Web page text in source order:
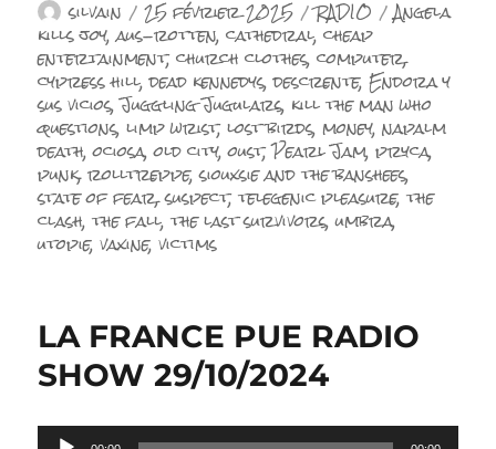
Auteur
silvain Publié
le
25 février 2025 Catégories
RADIO Étiquettes
Angela
kills joy,aus-rotten,cathedral,cheap
entertainment,church clothes,computer,
cypress hill,dead kennedys,descrente,Endora y
sus vicios,Juggling Jugulars, kill the man who
questions,limp wrist,lost birds,money,napalm
death,ociosa,old city,oust,Pearl Jam,pryca,
punk,rolltreppe,siouxsie and the banshees,
state of fear,suspect,telegenic pleasure,the
clash,the fall,the last survivors,umbra,
utopie,vaxine,victims
LA FRANCE PUE RADIO
SHOW 29/10/2024
Lecteur